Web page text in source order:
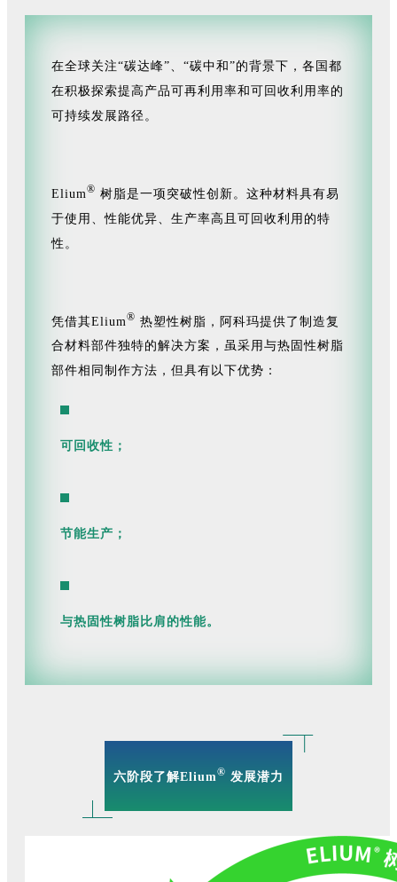
在全球关注“碳达峰”、“碳中和”的背景下，各国都
在积极探索提高产品可再利用率和可回收利用率的
可持续发展路径。
Elium® 树脂是一项突破性创新。这种材料具有易
于使用、性能优异、生产率高且可回收利用的特
性。
凭借其Elium® 热塑性树脂，阿科玛提供了制造复
合材料部件独特的解决方案，虽采用与热固性树脂
部件相同制作方法，但具有以下优势：
可回收性；
节能生产；
与热固性树脂比肩的性能。
六阶段了解Elium® 发展潜力